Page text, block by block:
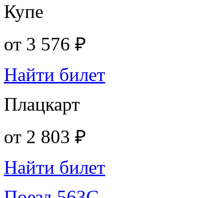
Купе
от 3 576 ₽
Найти билет
Плацкарт
от 2 803 ₽
Найти билет